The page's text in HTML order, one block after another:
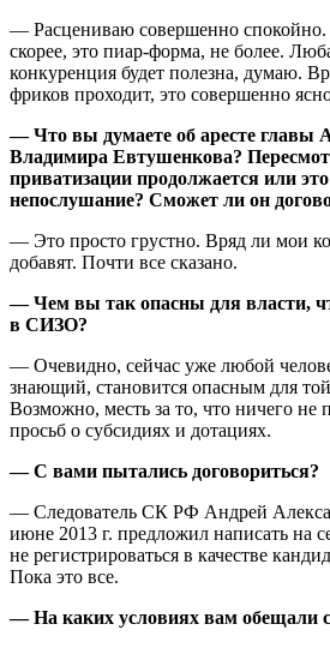
— Расцениваю совершенно
скорее, это пиар-форма, не более.
конкуренция будет полезна, думаю.
фриков проходит, это совершенно
— Что вы думаете об аресте главы
Владимира Евтушенкова?
приватизации продолжается или это
непослушание? Сможет ли он
— Это просто грустно. Вряд ли мои
добавят. Почти все сказано.
— Чем вы так опасны для власти,
в СИЗО?
— Очевидно, сейчас уже любой
знающий, становится опасным для
Возможно, месть за то, что ничего не
просьб о субсидиях и дотациях.
— С вами пытались договориться?
— Следователь СК РФ Андрей
июне 2013 г. предложил написать на
не регистрироваться в качестве
Пока это все.
— На каких условиях вам обещали